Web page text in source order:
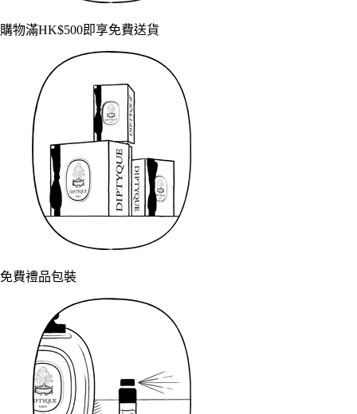
購物滿HK$500即享免費送貨
免費禮品包裝